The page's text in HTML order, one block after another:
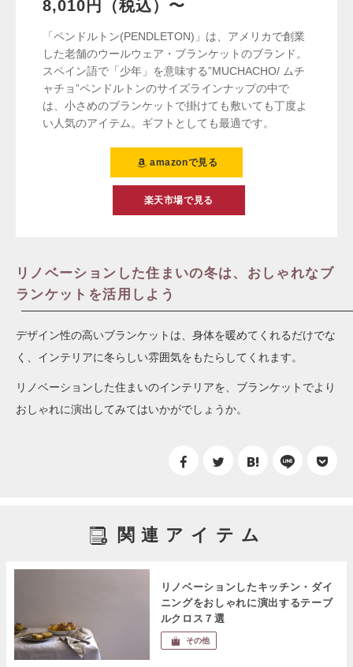
8,010円（税込）〜
「ペンドルトン(PENDLETON)」は、アメリカで創業
した老舗のウールウェア・ブランケットのブランド。
スペイン語で「少年」を意味する”MUCHACHO/ ムチ
ャチョ”ペンドルトンのサイズラインナップの中で
は、小さめのブランケットで掛けても敷いても丁度よ
い人気のアイテム。ギフトとしても最適です。
amazonで見る
楽天市場で見る
リノベーションした住まいの冬は、おしゃれなブ
ランケットを活用しよう
デザイン性の高いブランケットは、身体を暖めてくれるだけでな
く、インテリアに冬らしい雰囲気をもたらしてくれます。
リノベーションした住まいのインテリアを、ブランケットでより
おしゃれに演出してみてはいかがでしょうか。
関連アイテム
リノベーションしたキッチン・ダイ
ニングをおしゃれに演出するテーブ
ルクロス７選
その他